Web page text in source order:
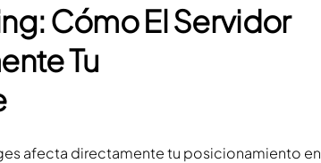
Cómo El Servidor
Tu
afecta directamente tu posicionamiento en